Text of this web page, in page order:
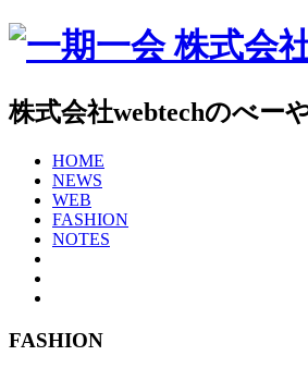
株式会社webtechのべー
HOME
NEWS
WEB
FASHION
NOTES
FASHION